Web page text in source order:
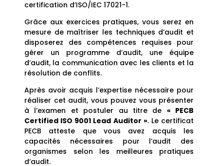
certification d’ISO/IEC 17021-1.
Grâce aux exercices pratiques, vous serez en
mesure de maîtriser les techniques d’audit et
disposerez des compétences requises pour
gérer un programme d’audit, une équipe
d’audit, la communication avec les clients et la
résolution de conflits.
Après avoir acquis l’expertise nécessaire pour
réaliser cet audit, vous pouvez vous présenter
à l’examen et postuler au titre de « PECB
Certified ISO 9001 Lead Auditor ». Le certificat
PECB atteste que vous avez acquis les
capacités nécessaires pour l’audit des
organismes selon les meilleures pratiques
d’audit.